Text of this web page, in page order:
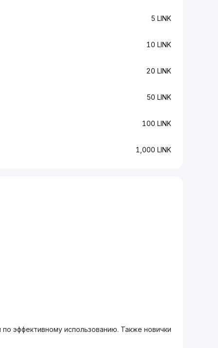
5 LINK
10 LINK
20 LINK
50 LINK
100 LINK
1,000 LINK
эффективному использованию. Также новички